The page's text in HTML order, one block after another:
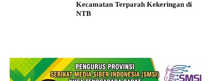
Kecamatan Terparah Kekeringan di
NTB